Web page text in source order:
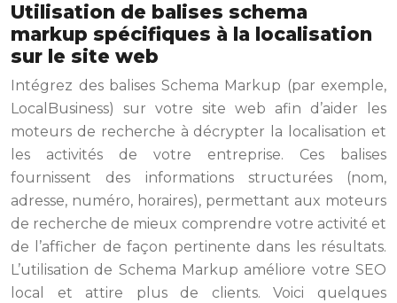
Utilisation de balises schema
markup spécifiques à la localisation
sur le site web
Intégrez des balises Schema Markup (par exemple,
LocalBusiness) sur votre site web afin d’aider les
moteurs de recherche à décrypter la localisation et
les activités de votre entreprise. Ces balises
fournissent des informations structurées (nom,
adresse, numéro, horaires), permettant aux moteurs
de recherche de mieux comprendre votre activité et
de l’afficher de façon pertinente dans les résultats.
L’utilisation de Schema Markup améliore votre SEO
local et attire plus de clients. Voici quelques